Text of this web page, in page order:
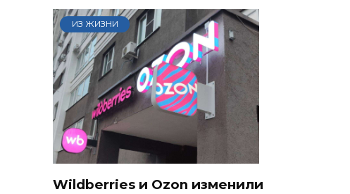
ИЗ ЖИЗНИ
Wildberries и Ozon изменили